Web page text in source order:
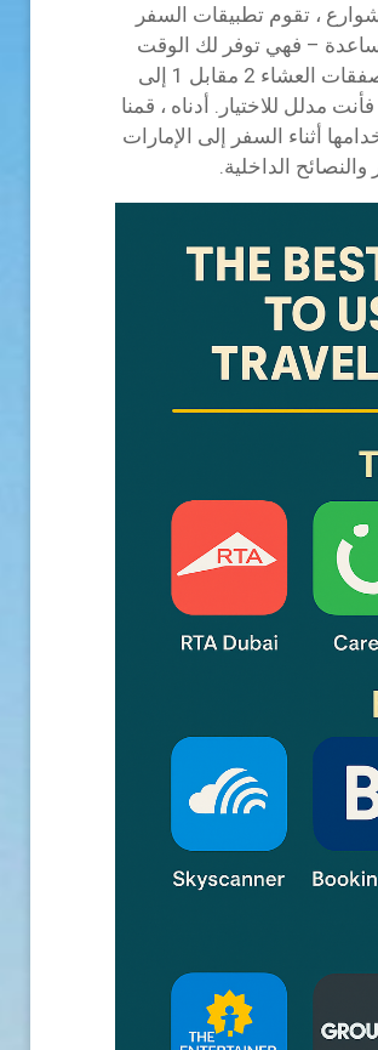
، تقوم تطبيقات السفر
– فهي توفر لك الوقت
والمال والصداع الفعلي. ومع كل شيء بدءا من صفقات العشاء 2 مقابل 1 إلى
مدلل للاختيار. أدناه ، قمنا
أثناء السفر إلى الإمارات
الداخلية.